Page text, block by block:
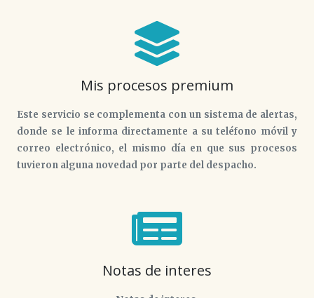
Mis procesos premium
Este servicio se complementa con un sistema de alertas,
donde se le informa directamente a su teléfono móvil y
correo electrónico, el mismo día en que sus procesos
tuvieron alguna novedad por parte del despacho.
Notas de interes